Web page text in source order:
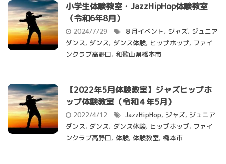
小学生体験教室・JazzHipHop体験教室
（令和6年8月）
2024/7/29 ８月イベント, ジャズ, ジュニア
ダンス, ダンス, ダンス体験, ヒップホップ, ファイ
ンクラブ高野口, 和歌山県橋本市
【2022年5月体験教室】ジャズヒップホ
ップ体験教室（令和４年5月）
2022/4/12 JazzHipHop, ジャズ, ジュニア
ダンス, ダンス, ダンス体験, ヒップホップ, ファイ
ンクラブ高野口, 体験, 体験教室, 橋本市